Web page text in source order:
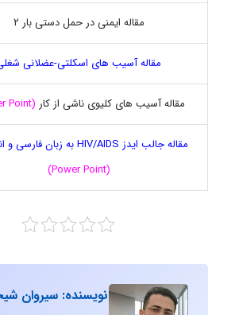
مقاله ایمنی در حمل دستی بار ۲
مقاله آسیب های اسکلتی-عضلانی
مقاله آسیب های کلیوی ناشی از کار (Power Point)
مقاله جالب ایدز HIV/AIDS به زبان فارسی و انگلیسی
(Power Point)
نویسنده: سیروان